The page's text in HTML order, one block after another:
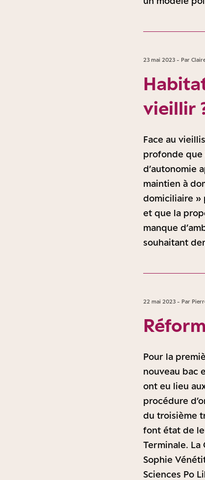
23 mai 2023 - Par
vieillir
Face au
profonde que
d’autonomie
maintien à
domiciliaire »
et que la
manque
souhaitant
22 mai 2023 - Par
Pour la
nouveau bac
ont eu lieu
procédure
du troisième
font état de
Terminale.
Sophie
Sciences Po